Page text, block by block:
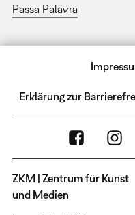
Passa Palavra
Erklärung zur
ZKM | Zentrum für Kunst
und Medien